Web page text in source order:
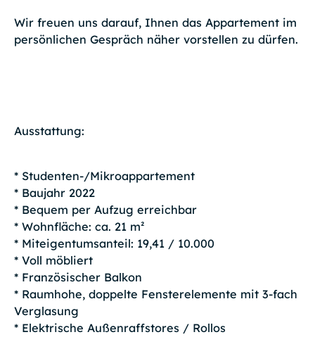
Wir freuen uns darauf, Ihnen das Appartement im
persönlichen Gespräch näher vorstellen zu dürfen.
Ausstattung:
* Studenten-/Mikroappartement
* Baujahr 2022
* Bequem per Aufzug erreichbar
* Wohnfläche: ca. 21 m²
* Miteigentumsanteil: 19,41 / 10.000
* Voll möbliert
* Französischer Balkon
* Raumhohe, doppelte Fensterelemente mit 3-fach
Verglasung
* Elektrische Außenraffstores / Rollos